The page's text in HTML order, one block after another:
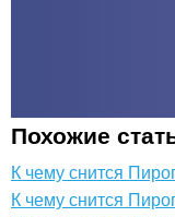
Похожие
К чему снится
К чему снится